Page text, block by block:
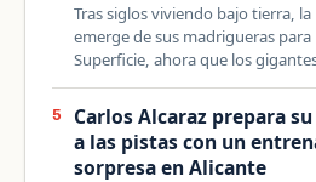
Tras siglos viviendo bajo tierra, la
emerge de sus madrigueras para
Superficie, ahora que los
5
Carlos Alcaraz prepara
a las pistas con un
sorpresa en Alicante